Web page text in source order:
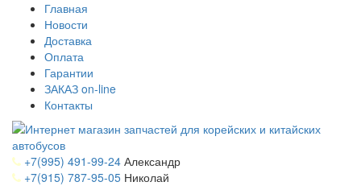
Главная
Новости
Доставка
Оплата
Гарантии
ЗАКАЗ on-line
Контакты
+7(995) 491-99-24 Александр
+7(915) 787-95-05 Николай